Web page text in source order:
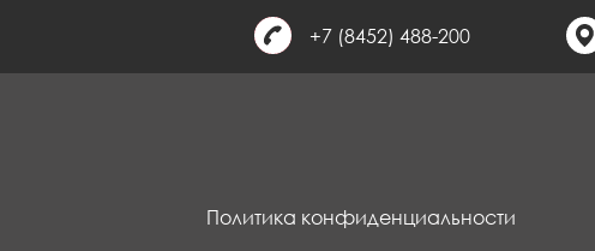
+7 (8452) 488-200
Политика конфиденциальности